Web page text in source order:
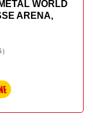
WORLD
ARENA,